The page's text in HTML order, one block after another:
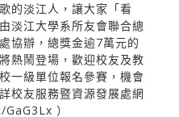
的淡江人，讓大家「看
淡江大學系所友會聯合總
協辦，總獎金逾7萬元的
熱鬧登場，歡迎校友及教
一級單位報名參賽，機會
校友服務暨資源發展處網
）